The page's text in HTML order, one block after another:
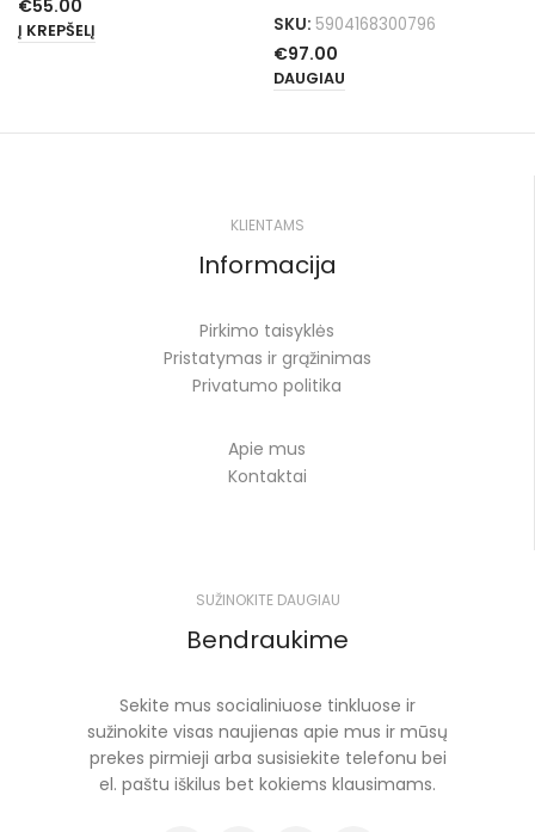
€55.00
Į KREPŠELĮ
SKU: 5904168300796
€97.00
DAUGIAU
KLIENTAMS
Informacija
Pirkimo taisyklės
Pristatymas ir grąžinimas
Privatumo politika
Apie mus
Kontaktai
SUŽINOKITE DAUGIAU
Bendraukime
Sekite mus socialiniuose tinkluose ir
sužinokite visas naujienas apie mus ir mūsų
prekes pirmieji arba susisiekite telefonu bei
el. paštu iškilus bet kokiems klausimams.